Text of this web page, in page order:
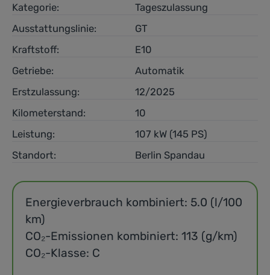
Kategorie:
Tageszulassung
Ausstattungslinie:
GT
Kraftstoff:
E10
Getriebe:
Automatik
Erstzulassung:
12/2025
Kilometerstand:
10
Leistung:
107 kW (145 PS)
Standort:
Berlin Spandau
Energieverbrauch kombiniert: 5.0 (l/100
km)
CO₂-Emissionen kombiniert: 113 (g/km)
CO₂-Klasse: C